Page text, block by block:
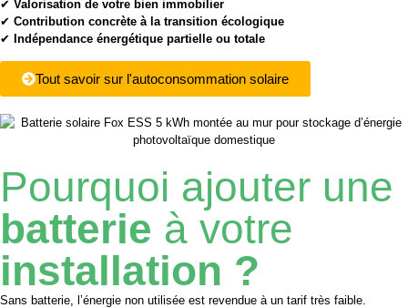
✔ Valorisation de votre bien immobilier
✔ Contribution concrète à la transition écologique
✔ Indépendance énergétique partielle ou totale
Tout savoir sur l'autoconsommation solaire
Pourquoi ajouter une
batterie à votre
installation ?
Sans batterie, l’énergie non utilisée est revendue à un tarif très faible.